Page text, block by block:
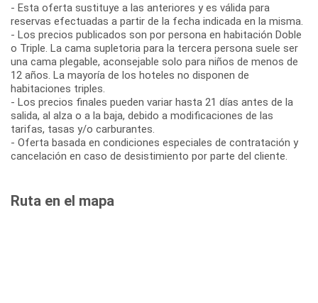
- Esta oferta sustituye a las anteriores y es válida para
reservas efectuadas a partir de la fecha indicada en la misma.
- Los precios publicados son por persona en habitación Doble
o Triple. La cama supletoria para la tercera persona suele ser
una cama plegable, aconsejable solo para niños de menos de
12 años. La mayoría de los hoteles no disponen de
habitaciones triples.
- Los precios finales pueden variar hasta 21 días antes de la
salida, al alza o a la baja, debido a modificaciones de las
tarifas, tasas y/o carburantes.
- Oferta basada en condiciones especiales de contratación y
cancelación en caso de desistimiento por parte del cliente.
Ruta en el mapa